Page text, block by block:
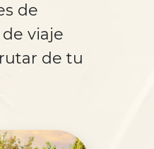
de
viaje
de tu